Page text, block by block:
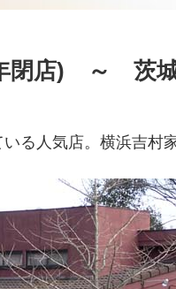
閉店) ～ 茨
る人気店。横浜吉村